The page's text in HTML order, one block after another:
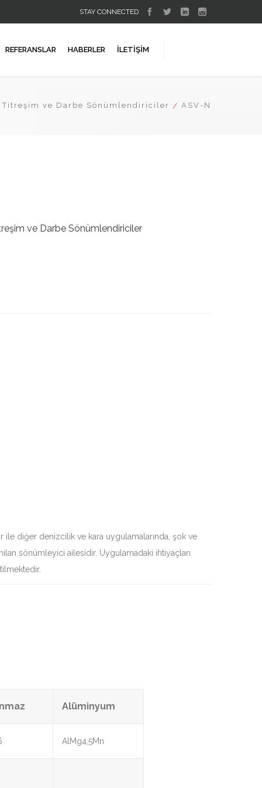
STAY CONNECTED
REFERANSLAR HABERLER İLETIŞIM
Titreşim ve Darbe Sönümlendiriciler ASV-N
ve Darbe Sönümlendiriciler
ile diğer denizcilik ve kara uygulamalarında, şok ve
sönümleyici ailesidir. Uygulamadaki ihtiyaçları
Alüminyum
AlMg4,5Mn